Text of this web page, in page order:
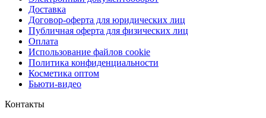
Доставка
Договор-оферта для юридических лиц
Публичная оферта для физических лиц
Оплата
Использование файлов cookie
Политика конфиденциальности
Косметика оптом
Бьюти-видео
Контакты